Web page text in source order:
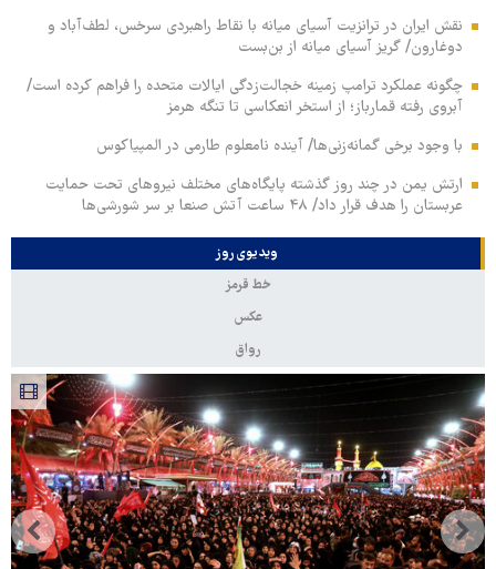
نقش ایران در ترانزیت آسیای میانه با نقاط راهبردی سرخس، لطف‌آباد و
دوغارون/ گریز آسیای میانه از بن‌بست
چگونه عملکرد ترامپ زمینه خجالت‌زدگی ایالات متحده را فراهم کرده است/
آبروی رفته قمارباز؛ از استخر انعکاسی تا تنگه هرمز
با وجود برخی گمانه‌زنی‌ها/ آینده نامعلوم طارمی در المپیاکوس
ارتش یمن در چند روز گذشته پایگاه‌های مختلف نیروهای تحت حمایت
عربستان را هدف قرار داد/ ۴۸ ساعت آتش صنعا بر سر شورشی‌ها
ویدیوی روز
خط قرمز
عکس
رواق